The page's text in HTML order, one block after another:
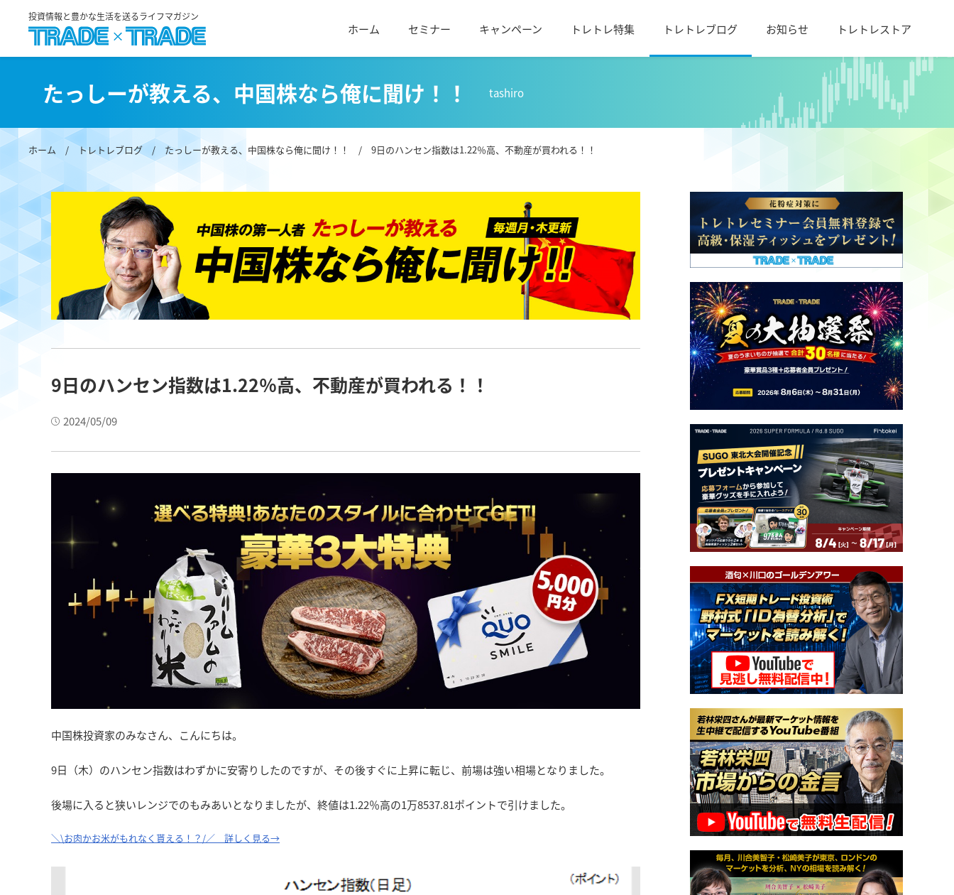
投資情報と豊かな生活を送るライフマガジン
ホーム セミナー キャンペーン トレトレ特集 トレトレブログ お知らせ トレトレストア
たっしーが教える、中国株なら俺に聞け！！ tashiro
ホーム /トレトレブログ / たっしーが教える、中国株なら俺に聞け！！ / 9日のハンセン指数は1.22％高、不動産が買われる！！
9日のハンセン指数は1.22％高、不動産が買われる！！
2024/05/09
中国株投資家のみなさん、こんにちは。
9日（木）のハンセン指数はわずかに安寄りしたのですが、その後すぐに上昇に転じ、前場は強い相場となりました。
後場に入ると狭いレンジでのもみあいとなりましたが、終値は1.22％高の1万8537.81ポイントで引けました。
＼\お肉かお米がもれなく貰える！？/／ 詳しく見る→